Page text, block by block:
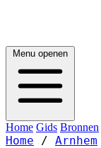
Menu openen
Home Gids Bronnen
Home / Arnhem